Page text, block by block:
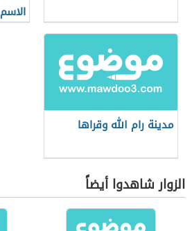
الاسم
مدينة رام الله وقراها
الزوار شاهدوا أيضاً